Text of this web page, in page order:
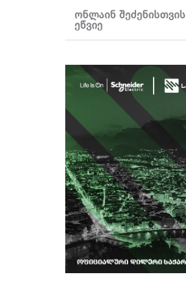
ონლაინ შეძენისთვის
ეწვიე